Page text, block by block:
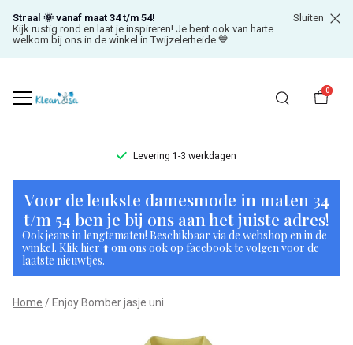
Straal 🌞 vanaf maat 34 t/m 54!
Kijk rustig rond en laat je inspireren! Je bent ook van harte
welkom bij ons in de winkel in Twijzelerheide 💙
Sluiten
0
Levering 1-3 werkdagen
Enjoy
Bomber
jasje
uni
-
Voor de leukste damesmode in maten 34
t/m 54 ben je bij ons aan het juiste adres!
Ook jeans in lengtematen! Beschikbaar via de webshop en in de
winkel. Klik hier ⬆️ om ons ook op facebook te volgen voor de
laatste nieuwtjes.
Home Enjoy Bomber jasje uni